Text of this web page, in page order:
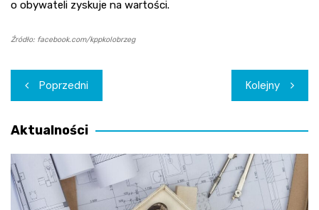
o obywateli zyskuje na wartości.
Źródło: facebook.com/kppkolobrzeg
Nawigacja
wpisu
Poprzedni Kolejny
Aktualności